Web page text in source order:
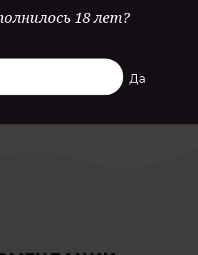
18 лет?
Да
зрелости
паштеты